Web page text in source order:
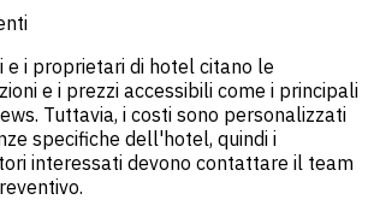
e i proprietari di hotel citano le
e i prezzi accessibili come i principali
Tuttavia, i costi sono personalizzati
specifiche dell'hotel, quindi i
interessati devono contattare il team